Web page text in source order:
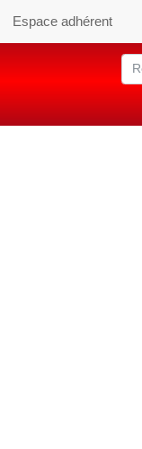
Espace adhérent